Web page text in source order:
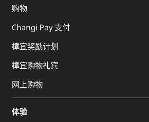
购物
Changi Pay 支付
樟宜奖励计划
樟宜购物礼宾
网上购物
体验